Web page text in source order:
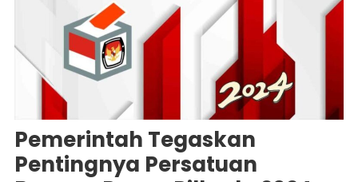
Pemerintah Tegaskan
Pentingnya Persatuan